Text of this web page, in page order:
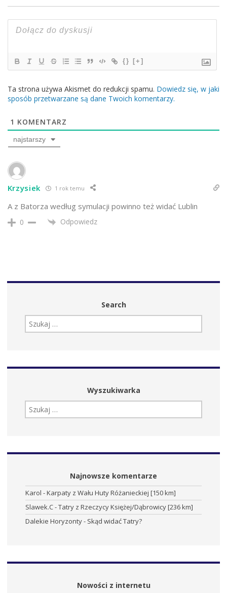
{} [+]
Ta strona używa Akismet do redukcji spamu. Dowiedz się, w jaki
sposób przetwarzane są dane Twoich komentarzy.
1 KOMENTARZ
najstarszy
Krzysiek 1 rok temu
A z Batorza według symulacji powinno też widać Lublin
0 Odpowiedz
Search
SZUKAJ:
Wyszukiwarka
SZUKAJ:
Najnowsze komentarze
Karol -Karpaty z Wału Huty Różanieckiej [150 km]
Slawek.C-Tatry z Rzeczycy Księżej/Dąbrowicy [236 km]
Dalekie Horyzonty- Skąd widać Tatry?
Nowości z internetu